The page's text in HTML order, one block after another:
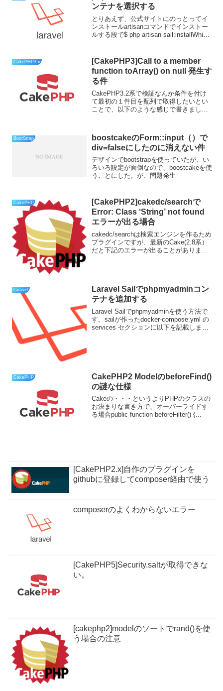
ンテナを選択する
とりあえず、公式サイトにのっとってイ
ンストールartisanコマンドでインストー
ルする段で$ php artisan sail:installWhich
CakePHP3.x
[CakePHP3]Call to a member
function toArray() on null 発生す
る件
CakePHP3.2系で検証なんか条件を付け
て最初の１件目を配列で取得したいとい
ことで、以下のような感じで書きました
BootStrap
boostcakeのForm::input（）で
div=falseにしたのに消えない件
デザインでbootstrapを使っていたが、い
ろいろ設定が面倒なので、boostcakeを使
うことにした。が、問題発生
CakePHP
[CakePHP2]cakedc/searchで
Error: Class ‘String’ not found
エラーが出る場合
cakedc/searchは検索エンジンを作るため
プラグインですが、最新のCake(2.8系）
だと下記のエラーが出ることがありまし
Laravel
Laravel Sailでphpmyadminコン
テナを追加する
Laravel Sailでphpmyadminを使う方法で
す。sailが作ったdocker-compose.yml の
services セクションに以下を記載しまし
CakePHP
CakePHP2 ModelのbeforeFind()
の謎な仕様
Cakeの・・・というよりPHPのクラスの
お決まりな書き方で、オーバーライドす
る場合public function beforeFilter() {
[CakePHP2.x]自作のプラグインを
githubに登録してcomposer経由で使う
composerのよくわからないエラー
[CakePHP5]Security.saltが取得できな
い。
[cakephp2]modelのソートでrand()を使
う場合の注意